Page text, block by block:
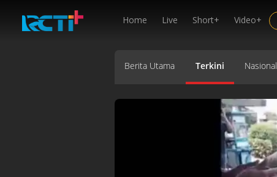
Home Live Short+ Video+
Berita Utama Terkini Nasional